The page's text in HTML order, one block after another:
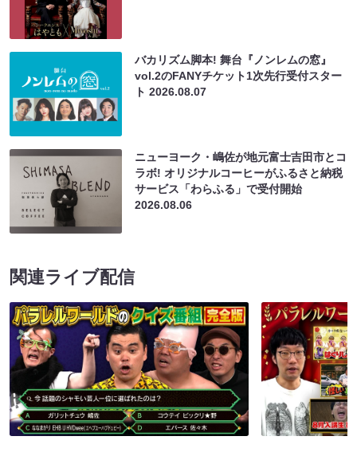
バカリズム脚本! 舞台『ノンレムの窓』
vol.2のFANYチケット1次先行受付スター
ト2026.08.07
ニューヨーク・嶋佐が地元富士吉田市とコ
ラボ! オリジナルコーヒーがふるさと納税
サービス「わらふる」で受付開始
2026.08.06
関連ライブ配信